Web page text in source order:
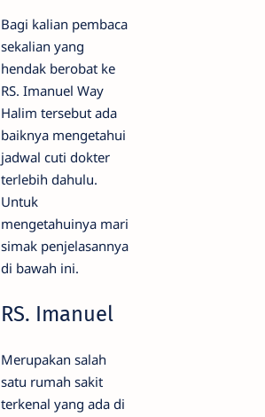
Bagi kalian pembaca
sekalian yang
hendak berobat ke
RS. Imanuel Way
Halim tersebut ada
baiknya mengetahui
jadwal cuti dokter
terlebih dahulu.
Untuk
mengetahuinya mari
simak penjelasannya
di bawah ini.
RS. Imanuel
Merupakan salah
satu rumah sakit
terkenal yang ada di